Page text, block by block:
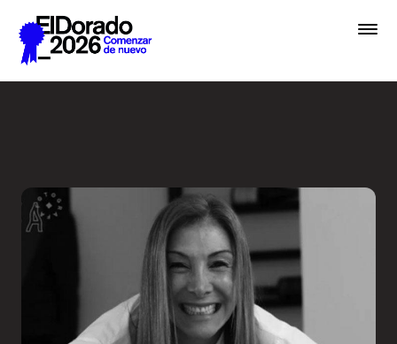
Saltar al contenido principal
Academias